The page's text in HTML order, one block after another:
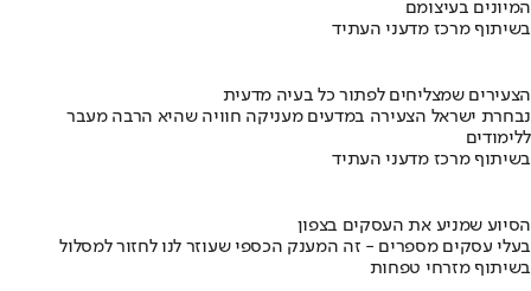
המיונים בעיצומם
בשיתוף מרכז מדעני העתיד
הצעירים שמצליחים לפתור כל בעיה מדעית
נבחרת ישראל הצעירה במדעים מעניקה חוויה שהיא הרבה מעבר
ללימודים
בשיתוף מרכז מדעני העתיד
הסיוע שמניע את העסקים בצפון
בעלי עסקים מספרים - זה המענק הכספי שעוזר לנו לחזור למסלול
בשיתוף מזרחי טפחות